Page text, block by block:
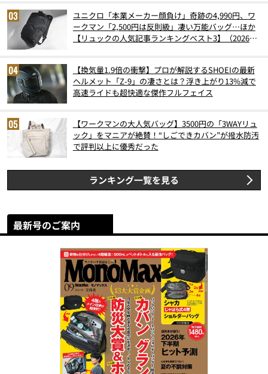
ユニクロ「本業メーカー顔負け」奇跡の4,990円、ワ
ークマン「2,500円は反則級」凄い万能バッグ…ほか
【リュックの人気記事ランキングベスト3】（2026年
【換気量1.9倍の衝撃】プロが解説するSHOEIの最新
ヘルメット「Z-9」の凄さとは？浮き上がり13%減で
高速ライドも超快適な傑作フルフェイス
【ワークマンの大人気バッグ】3500円の「3WAYリュ
ック」をマニアが絶賛！“しごできカバン”が撥水防汚
で評判以上に優秀だった
ランキング一覧を見る
最新号のご案内